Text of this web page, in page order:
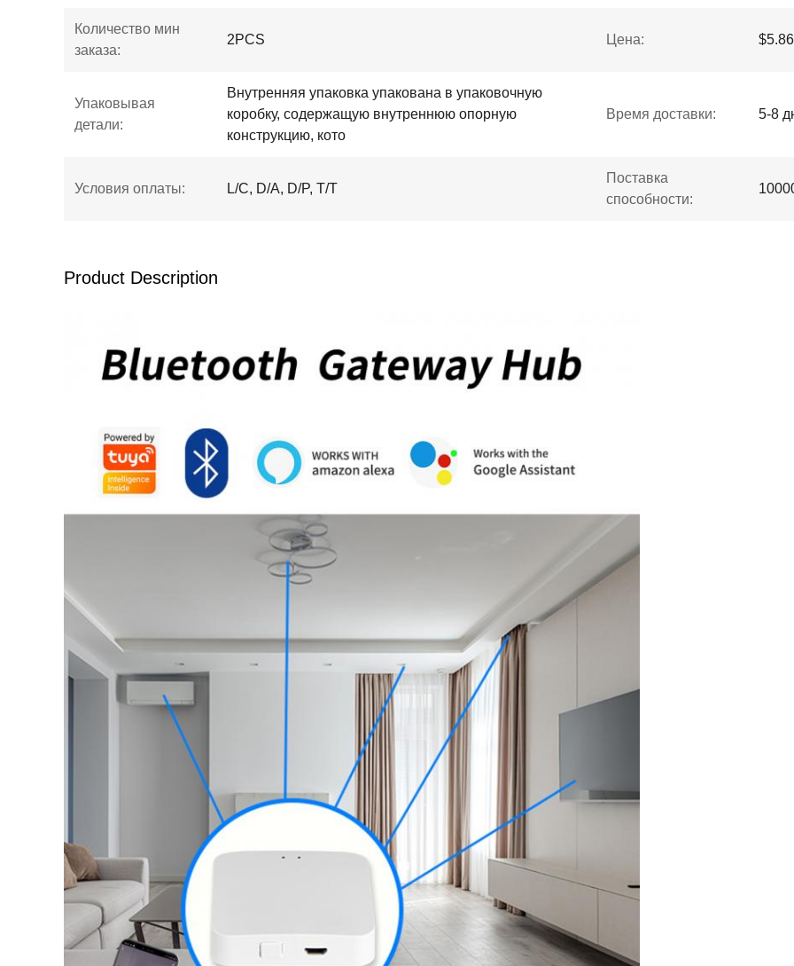
Количество мин
заказа:
2PCS Цена:
Упаковывая
детали:
Внутренняя упаковка упакована в упаковочную
коробку, содержащую внутреннюю опорную
конструкцию, кото
Время доставки: 5-8
Условия оплаты: L/C, D/A, D/P, T/T
Поставка
способности:
Product Description